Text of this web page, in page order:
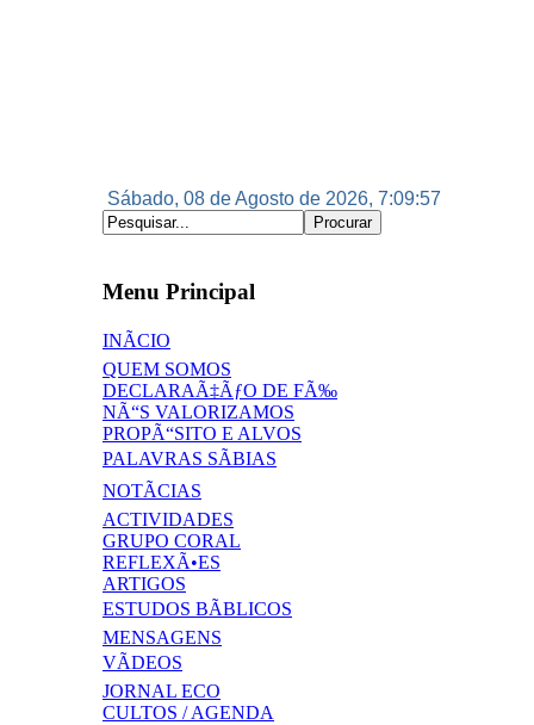
Sábado, 08 de Agosto de 2026, 7:09:58
Menu Principal
INÃCIO
QUEM SOMOS
DECLARAÃ‡ÃƒO DE FÃ‰
NÃ“S VALORIZAMOS
PROPÃ“SITO E ALVOS
PALAVRAS SÃBIAS
NOTÃCIAS
ACTIVIDADES
GRUPO CORAL
REFLEXÃ•ES
ARTIGOS
ESTUDOS BÃBLICOS
MENSAGENS
VÃDEOS
JORNAL ECO
CULTOS / AGENDA